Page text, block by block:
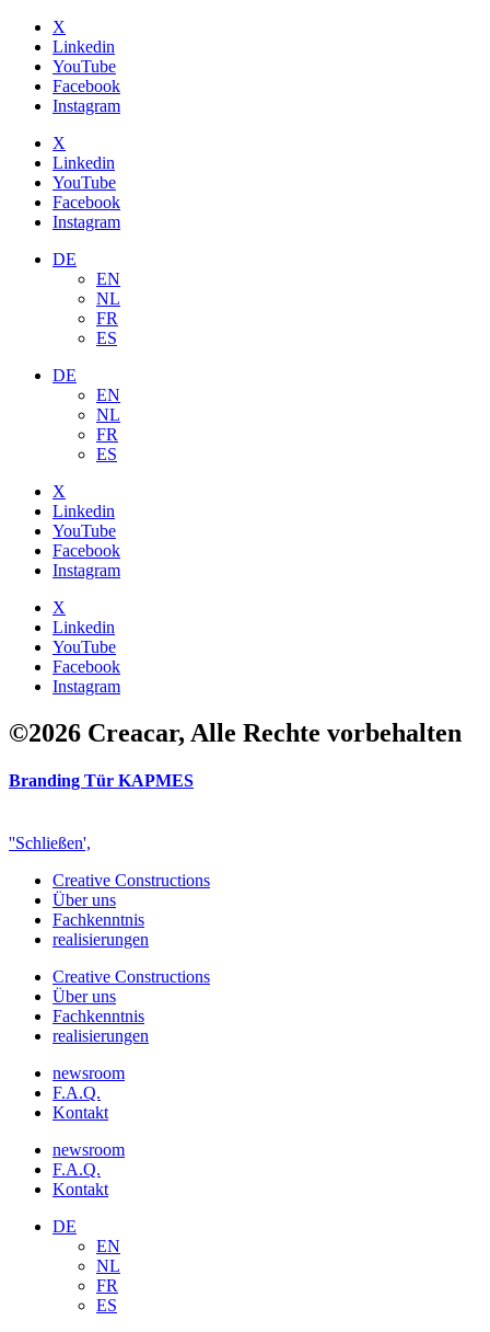
X
Linkedin
YouTube
Facebook
Instagram
X
Linkedin
YouTube
Facebook
Instagram
DE
EN
NL
FR
ES
DE
EN
NL
FR
ES
X
Linkedin
YouTube
Facebook
Instagram
X
Linkedin
YouTube
Facebook
Instagram
©2026 Creacar, Alle Rechte vorbehalten
Branding Tür KAPMES
''Schließen',
Creative Constructions
Über uns
Fachkenntnis
realisierungen
Creative Constructions
Über uns
Fachkenntnis
realisierungen
newsroom
F.A.Q.
Kontakt
newsroom
F.A.Q.
Kontakt
DE
EN
NL
FR
ES